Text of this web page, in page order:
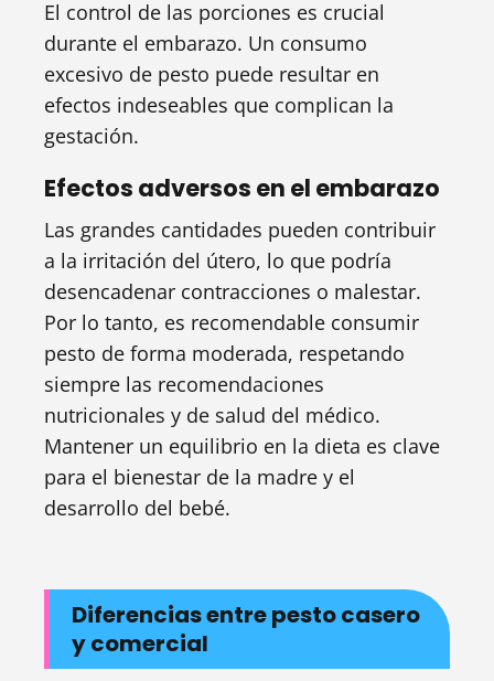
El control de las porciones es crucial
durante el embarazo. Un consumo
excesivo de pesto puede resultar en
efectos indeseables que complican la
gestación.
Efectos adversos en el embarazo
Las grandes cantidades pueden contribuir
a la irritación del útero, lo que podría
desencadenar contracciones o malestar.
Por lo tanto, es recomendable consumir
pesto de forma moderada, respetando
siempre las recomendaciones
nutricionales y de salud del médico.
Mantener un equilibrio en la dieta es clave
para el bienestar de la madre y el
desarrollo del bebé.
Diferencias entre pesto casero
y comercial